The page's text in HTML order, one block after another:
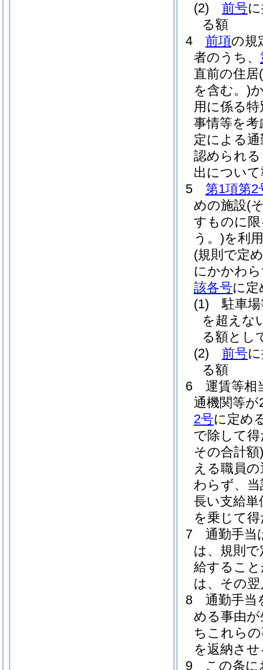
(2)
前号
る額
4
前項の規
者のうち、
直前の住居
を含む。)
用に係る
事情等を
定による
認められ
出につい
5
第1項第2
めの施設(
すものに
う。)を利
(規則で定
にかかわ
該各号に
(1)
駐車
を超えな
る額とし
(2)
前号
る額
6
運賃等相
通機関等
2号に定め
で除して
その合計額)
える職員
わらず、
長い支給単
を乗じて
7
通勤手当
は、規則
給するこ
は、その翌
8
通勤手当
める事由
ちこれら
を返納さ
9
この条に